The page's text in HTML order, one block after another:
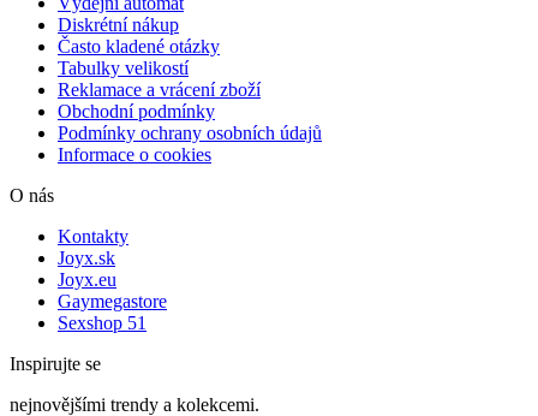
Diskrétní nákup
Často kladené otázky
Tabulky velikostí
Reklamace a vrácení zboží
Obchodní podmínky
Podmínky ochrany osobních údajů
Informace o cookies
O nás
Kontakty
Joyx.sk
Joyx.eu
Gaymegastore
Sexshop 51
Inspirujte se
nejnovějšími trendy a kolekcemi.